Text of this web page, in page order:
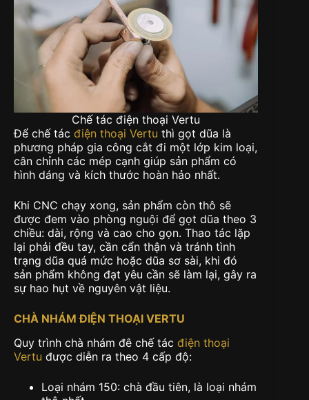
Chế tác điện thoại Vertu
Để chế tác điện thoại Vertu thì gọt dũa là
phương pháp gia công cắt đi một lớp kim loại,
cân chỉnh các mép cạnh giúp sản phẩm có
hình dáng và kích thước hoàn hảo nhất.
Khi CNC chạy xong, sản phẩm còn thô sẽ
được đem vào phòng nguội để gọt dũa theo 3
chiều: dài, rộng và cao cho gọn. Thao tác lặp
lại phải đều tay, cần cẩn thận và tránh tình
trạng dũa quá mức hoặc dũa sơ sài, khi đó
sản phẩm không đạt yêu cần sẽ làm lại, gây ra
sự hao hụt về nguyên vật liệu.
CHÀ NHÁM ĐIỆN THOẠI VERTU
Quy trình chà nhám đê chế tác điện thoại
Vertu được diễn ra theo 4 cấp độ:
Loại nhám 150: chà đầu tiên, là loại nhám